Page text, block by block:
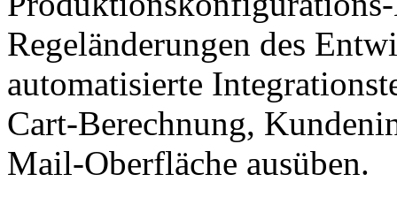
Regeländerungen des
automatisierte
Cart-Berechnung,
Mail-Oberfläche ausüben.